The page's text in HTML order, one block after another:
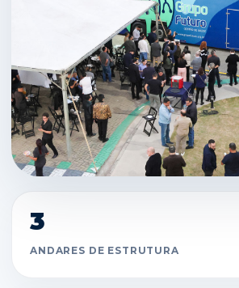
3
ANDARES DE ESTRUTURA